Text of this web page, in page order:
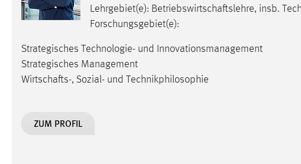
Lehrgebiet(e): Betriebswirtschaftslehre, insb.
Forschungsgebiet(e):
Strategisches Technologie- und Innovationsmanagement
Strategisches Management
Wirtschafts-, Sozial- und Technikphilosophie
ZUM PROFIL